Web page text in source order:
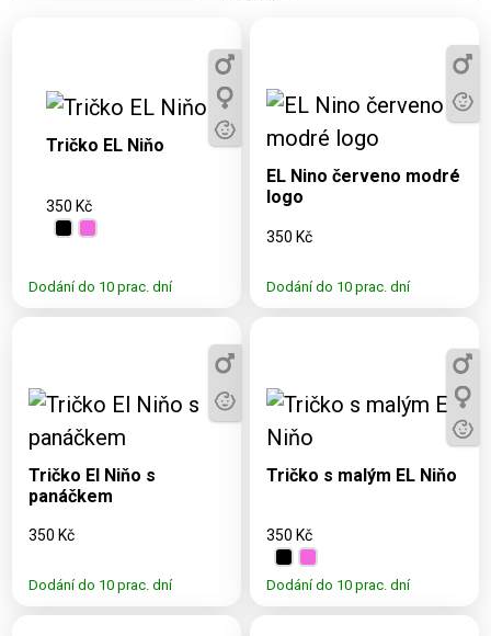
3, 5, 7, 9, 11, S,
3XL, 4XL
Tričko EL Niňo
350 Kč
Dodání do 10 prac. dní
Dostupné varianty:
3, 5, 7, 9, 11, S, M, L,
XL, 2XL, 3XL
EL Nino červeno modré
logo
350 Kč
Dodání do 10 prac. dní
Dostupné varianty:
3, 5, 7, 9, 11, S, M, L,
XL, 2XL, 3XL, 4XL
Tričko El Niňo s
panáčkem
350 Kč
Dodání do 10 prac. dní
Dostupné varianty:
3, 5, 7, 9, 11, S, M, L,
XL, 2XL, 3XL, 4XL
Tričko s malým EL Niňo
350 Kč
Dodání do 10 prac. dní